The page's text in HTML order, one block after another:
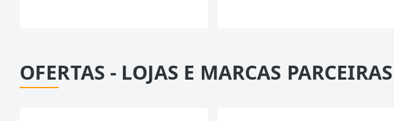
OFERTAS - LOJAS E MARCAS PARCEIRAS